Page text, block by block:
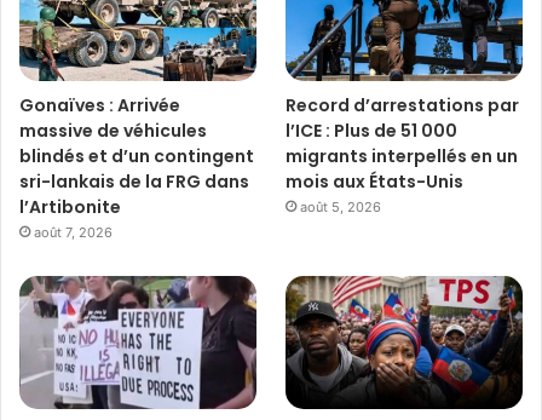
Gonaïves : Arrivée
massive de véhicules
blindés et d’un contingent
sri-lankais de la FRG dans
l’Artibonite
août 7, 2026
Record d’arrestations par
l’ICE : Plus de 51 000
migrants interpellés en un
mois aux États-Unis
août 5, 2026